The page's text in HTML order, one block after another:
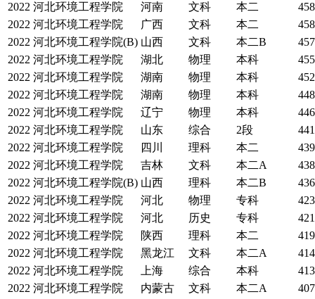
2022 河北环境工程学院 河南 文科 本二
458
2022 河北环境工程学院 广西 文科 本二
458
2022 河北环境工程学院(B) 山西 文科 本二B
457
2022 河北环境工程学院 湖北 物理 本科
455
2022 河北环境工程学院 湖南 物理 本科
452
2022 河北环境工程学院 湖南 物理 本科
448
2022 河北环境工程学院 辽宁 物理 本科
446
2022 河北环境工程学院 山东 综合 2段
441
2022 河北环境工程学院 四川 理科 本二
439
2022 河北环境工程学院 吉林 文科 本二A
438
2022 河北环境工程学院(B) 山西 理科 本二B
436
2022 河北环境工程学院 河北 物理 专科
423
2022 河北环境工程学院 河北 历史 专科
421
2022 河北环境工程学院 陕西 理科 本二
419
2022 河北环境工程学院 黑龙江 文科 本二A
414
2022 河北环境工程学院 上海 综合 本科
413
2022 河北环境工程学院 内蒙古 文科 本二A
407